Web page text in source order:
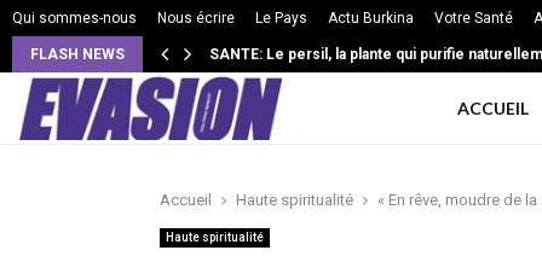
Qui sommes-nous Nous écrire Le Pays Actu Burkina Votre Santé
FLASH NEWS SANTE: Le persil, la plante qui purifie
MUSIQUE CHRETIENNE A DEDOUGOU:
ACCUEIL
Accueil Haute spiritualité « En rêve, moudre de
Haute spiritualité